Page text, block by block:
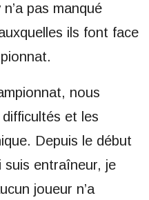
pas manqué
ils font face
nous
et les
Depuis le début
suis entraîneur, je
joueur n’a